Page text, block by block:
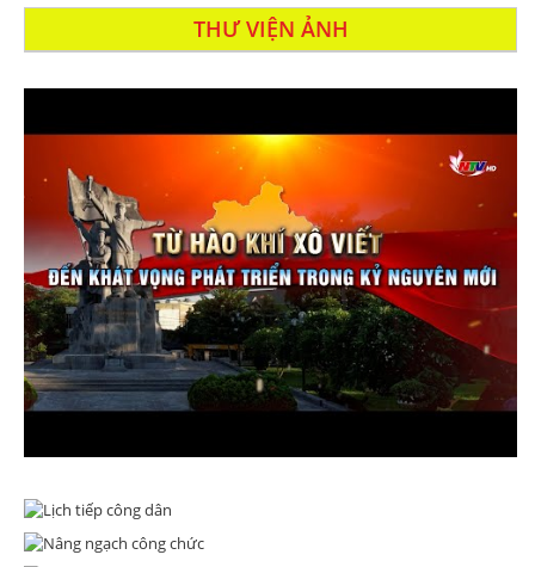
THƯ VIỆN ẢNH